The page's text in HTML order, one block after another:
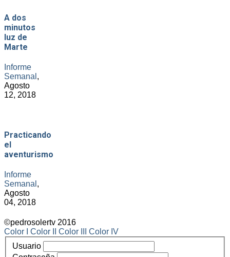
A dos
minutos
luz de
Marte
Informe
Semanal ,
Agosto
12, 2018
Practicando
el
aventurismo
Informe
Semanal ,
Agosto
04, 2018
©pedrosolertv 2016
Color I
Color II Color III
Color IV
Usuario